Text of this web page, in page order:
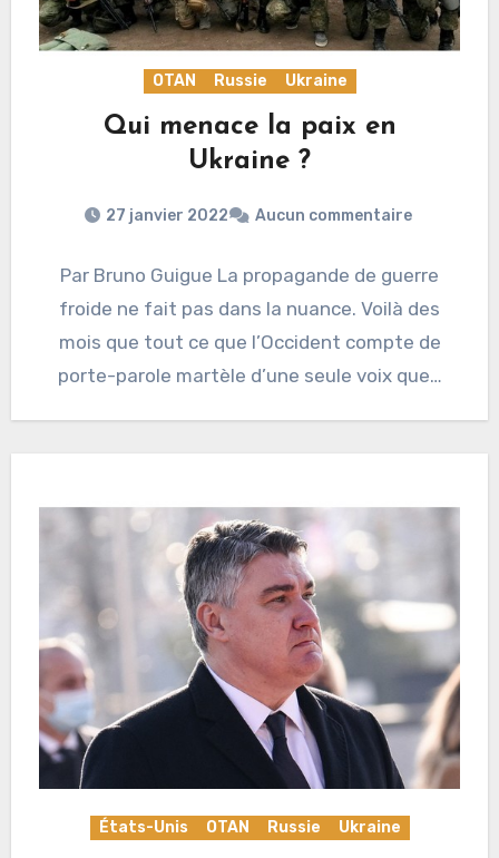
OTAN Russie Ukraine
Qui menace la paix en
Ukraine ?
27 janvier 2022 Aucun commentaire
Par Bruno Guigue La propagande de guerre
froide ne fait pas dans la nuance. Voilà des
mois que tout ce que l’Occident compte de
porte-parole martèle d’une seule voix que…
États-Unis OTAN Russie Ukraine